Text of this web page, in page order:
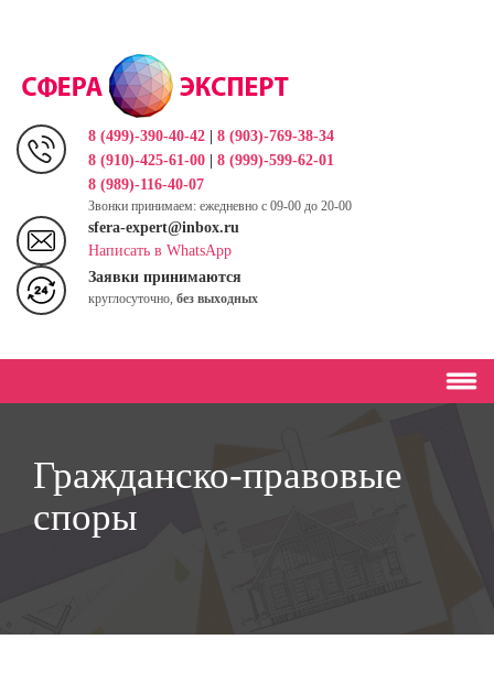
содержанию
8 (499)-390-40-42
8 (903)-769-38-34
8 (910)-425-61-00
8 (999)-599-62-01
8 (989)-116-40-07
Звонки принимаем: ежедневно с 09-00 до 20-00
sfera-expert@inbox.ru
Написать в WhatsApp
Заявки принимаются
круглосуточно, без выходных
Гражданско-правовые
споры